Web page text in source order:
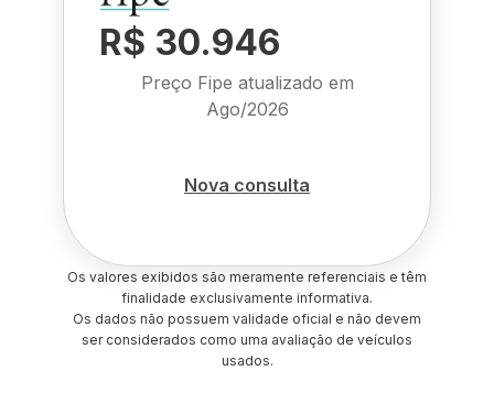
R$ 30.946
Preço Fipe atualizado em
Ago/2026
Nova consulta
Os valores exibidos são meramente referenciais e têm
finalidade exclusivamente informativa.
Os dados não possuem validade oficial e não devem
ser considerados como uma avaliação de veículos
usados.